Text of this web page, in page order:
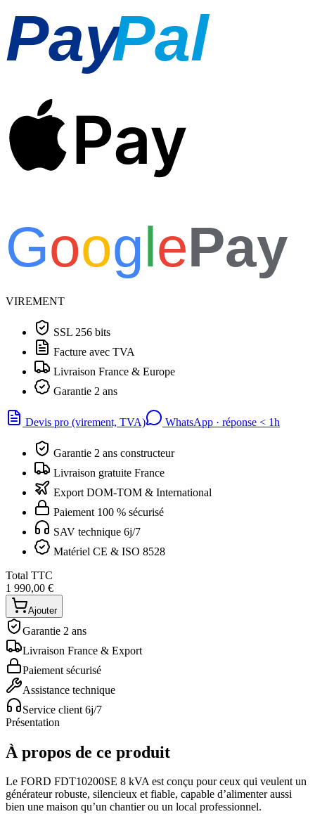
PayPal
Pay
GooglePay
VIREMENT
SSL 256 bits
Facture avec TVA
Livraison France & Europe
Garantie 2 ans
Devis pro (virement, TVA) WhatsApp · réponse < 1h
Garantie 2 ans constructeur
Livraison gratuite France
Export DOM-TOM & International
Paiement 100 % sécurisé
SAV technique 6j/7
Matériel CE & ISO 8528
Total TTC
1 990,00 €
Ajouter
Garantie 2 ans
Livraison France & Export
Paiement sécurisé
Assistance technique
Service client 6j/7
Présentation
À propos de ce produit
Le FORD FDT10200SE 8 kVA est conçu pour ceux qui veulent un
générateur robuste, silencieux et fiable, capable d’alimenter aussi
bien une maison qu’un chantier ou un local professionnel.